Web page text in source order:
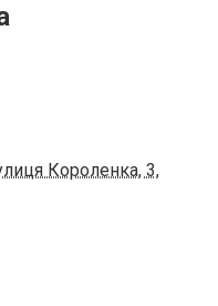
Короленка, 3,